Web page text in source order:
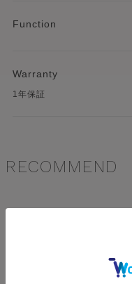
Function
Warranty
1年保証
RECOMMEND